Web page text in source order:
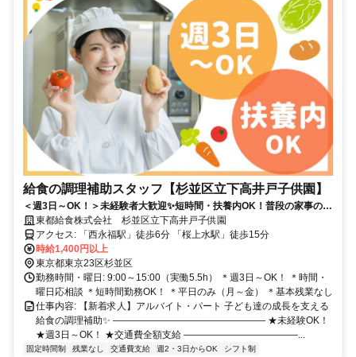
給食の調理補助スタッフ【杉並区立下高井戸子供園】
＜週3日～OK！＞未経験者大歓迎✨短時間・扶養内OK！普段の家事の延
長でお小遣い稼ぎ♪
東都給食株式会社 杉並区立下高井戸子供園
アクセス: 「西永福駅」徒歩6分 「桜上水駅」徒歩15分
時給1,400円以上
東京都東京23区杉並区
勤務時間・曜日: 9:00～15:00（実働5.5h） ＊週3日～OK！ ＊時間・
曜日応相談 ＊短時間勤務OK！ ＊平日のみ（月～金） ＊基本残業なし
仕事内容: 【新着求人】アルバイト・パート 子ども達の成長を支える
給食の調理補助✨ ―――――――――――――――― ★未経験OK！
★週3日～OK！ ★交通費全額支給 ――――――――――――...
固定時間制 残業なし 交通費支給 週2・3日からOK シフト制